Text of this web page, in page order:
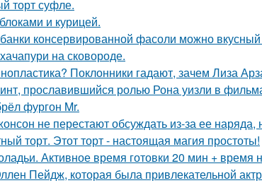
торт суфле.
и курицей.
консервированной фасоли можно вкусный
на сковороде.
Поклонники гадают, зачем Лиза
прославившийся ролью Рона уизли в
фургон Mr.
не перестают обсуждать из-за ее
торт. Этот торт - настоящая магия простоты!
Активное время готовки 20 мин + время
Пейдж, которая была привлекательной